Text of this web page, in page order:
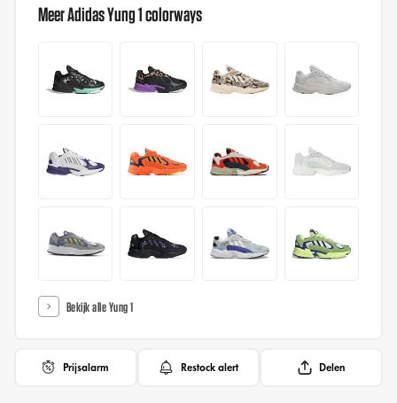
Meer Adidas Yung 1 colorways
Bekijk alle Yung 1
Prijsalarm Restock alert Delen